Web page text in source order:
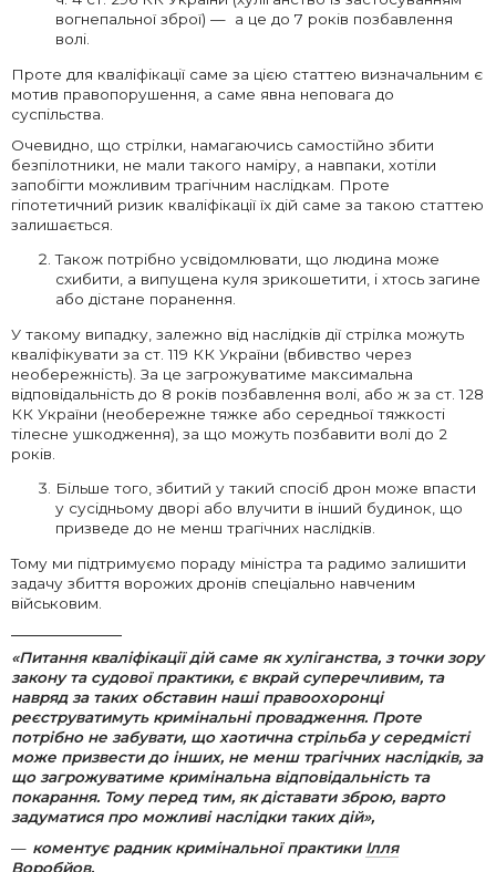
вогнепальної зброї) — а це до 7 років позбавлення
волі.
Проте для кваліфікації саме за цією статтею визначальним є
мотив правопорушення, а саме явна неповага до
суспільства.
Очевидно, що стрілки, намагаючись самостійно збити
безпілотники, не мали такого наміру, а навпаки, хотіли
запобігти можливим трагічним наслідкам. Проте
гіпотетичний ризик кваліфікації їх дій саме за такою статтею
залишається.
Також потрібно усвідомлювати, що людина може
схибити, а випущена куля зрикошетити, і хтось загине
або дістане поранення.
У такому випадку, залежно від наслідків дії стрілка можуть
кваліфікувати за ст. 119 КК України (вбивство через
необережність). За це загрожуватиме максимальна
відповідальність до 8 років позбавлення волі, або ж за ст. 128
КК України (необережне тяжке або середньої тяжкості
тілесне ушкодження), за що можуть позбавити волі до 2
років.
Більше того, збитий у такий спосіб дрон може впасти
у сусідньому дворі або влучити в інший будинок, що
призведе до не менш трагічних наслідків.
Тому ми підтримуємо пораду міністра та радимо залишити
задачу збиття ворожих дронів спеціально навченим
військовим.
«Питання кваліфікації дій саме як хуліганства, з точки зору
закону та судової практики, є вкрай суперечливим, та
навряд за таких обставин наші правоохоронці
реєструватимуть кримінальні провадження. Проте
потрібно не забувати, що хаотична стрільба у середмісті
може призвести до інших, не менш трагічних наслідків, за
що загрожуватиме кримінальна відповідальність та
покарання. Тому перед тим, як діставати зброю, варто
задуматися про можливі наслідки таких дій»,
коментує радник кримінальної практики Ілля
Воробйов.